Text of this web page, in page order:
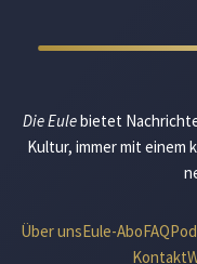
Die Eulebietet
Kultur, immer mit einem
Über unsEule-AboFAQ
Kontakt